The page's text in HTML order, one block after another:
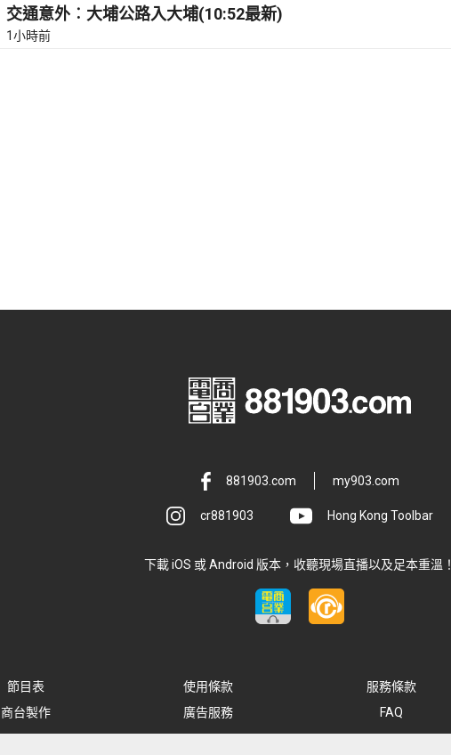
交通意外︰大埔公路入大埔(10:52最新)
1小時前
881903.com my903.com
cr881903 Hong Kong Toolbar
下載 iOS 或 Android 版本，收聽現場直播以及足本重溫！
節目表 使用條款 服務條款
商台製作 廣告服務 FAQ